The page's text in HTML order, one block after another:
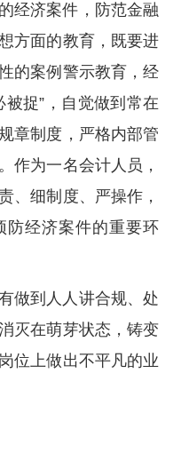
经济案件，防范金融
方面的教育，既要进
的案例警示教育，经
捉”，自觉做到常在
章制度，严格内部管
作为一名会计人员，
、细制度、严操作，
防经济案件的重要环
做到人人讲合规、处
灭在萌芽状态，铸变
位上做出不平凡的业